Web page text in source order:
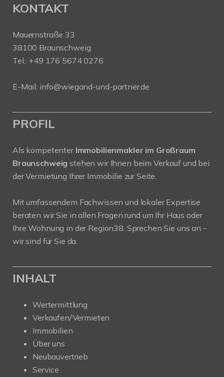
KONTAKT
Mauernstraße 33
38100 Braunschweig
Tel.: +49 176 5674 0276
E-Mail: info@wiegand-und-partner.de
PROFIL
Als kompetenter Immobilienmakler im Großraum
Braunschweigstehen wir Ihnen beim Verkauf und bei
der Vermietung Ihrer Immobilie zur Seite.
Mit umfassendem Fachwissen und lokaler Expertise
beraten wir Sie in allen Fragen rund um Ihr Haus oder
Ihre Wohnung in der Region38. Sprechen Sie uns an -
wir sind für Sie da.
INHALT
Wertermittlung
Verkaufen/Vermieten
Immobilien
Über uns
Neubauvertrieb
Service